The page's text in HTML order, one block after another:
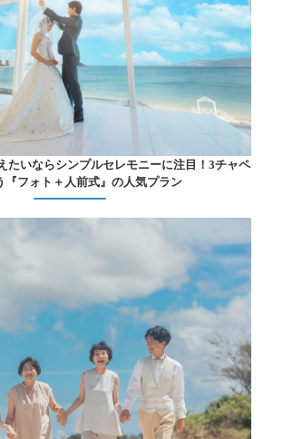
たいならシンプルセレモニーに注目！3チャペ
『フォト＋人前式』の人気プラン